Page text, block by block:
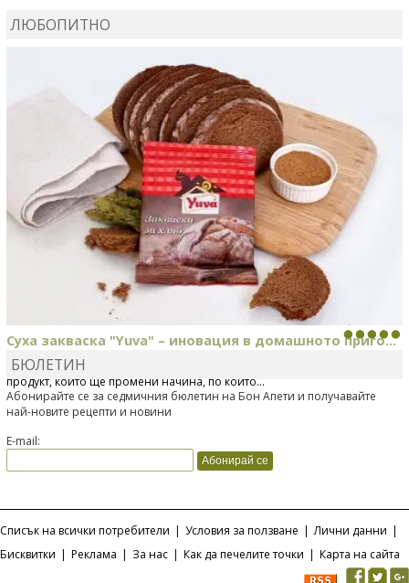
ЛЮБОПИТНО
Суха закваска "Yuva" – иновация в домашното приго...
Отскоро Лесафр България стартира предлагането на изцяло нов
продукт, който ще промени начина, по който...
БЮЛЕТИН
Абонирайте се за седмичния бюлетин на Бон Апети и получавайте
най-новите рецепти и новини
E-mail:
Списък на всички потребители | Условия за ползване | Лични данни |
Бисквитки | Реклама | За нас | Как да печелите точки | Карта на сайта